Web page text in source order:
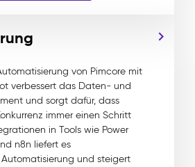
von Pimcore mit
verbessert das Daten- und
und sorgt dafür, dass
immer einen Schritt
in Tools wie Power
n8n liefert es
und steigert